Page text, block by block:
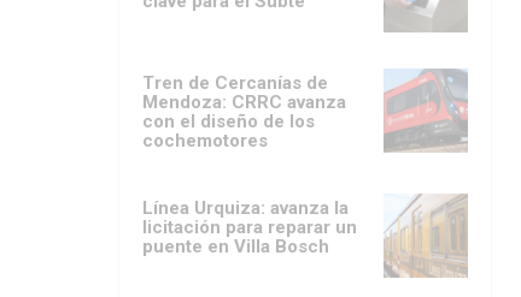
Tren de Cercanías de
Mendoza: CRRC avanza
con el diseño de los
cochemotores
Línea Urquiza: avanza la
licitación para reparar un
puente en Villa Bosch